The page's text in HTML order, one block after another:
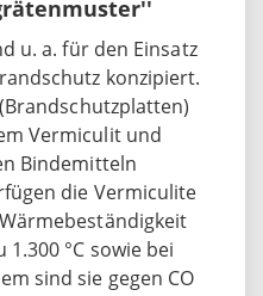
u. a. für den Einsatz
konzipiert.
Vermiculit und
Bindemitteln
die Vermiculite
°C sowie bei
sind sie gegen CO